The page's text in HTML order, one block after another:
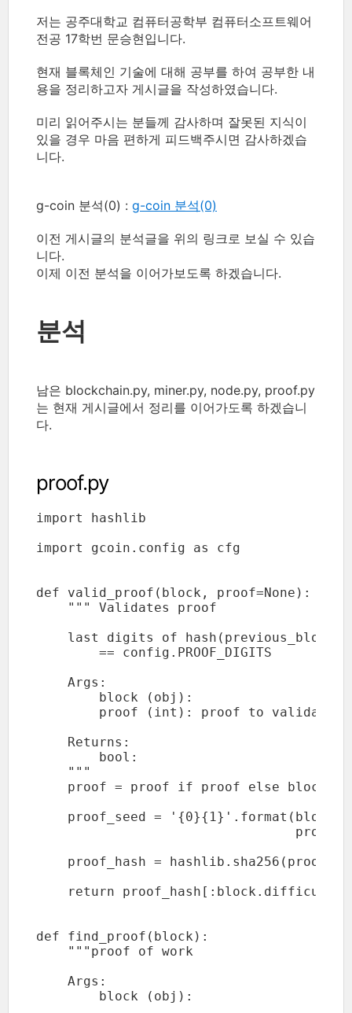
저는 공주대학교 컴퓨터공학부 컴퓨터소프트웨어
전공 17학번 문승현입니다.
현재 블록체인 기술에 대해 공부를 하여 공부한 내
용을 정리하고자 게시글을 작성하였습니다.
미리 읽어주시는 분들께 감사하며 잘못된 지식이
있을 경우 마음 편하게 피드백주시면 감사하겠습
니다.
g-coin 분석(0) : g-coin 분석(0)
이전 게시글의 분석글을 위의 링크로 보실 수 있습
니다.
이제 이전 분석을 이어가보도록 하겠습니다.
분석
남은 blockchain.py, miner.py, node.py, proof.py
는 현재 게시글에서 정리를 이어가도록 하겠습니
다.
proof.py
import hashlib
import gcoin.config as cfg
def valid_proof(block, proof=None):
    """ Validates proof
last digits of
        == config.PROOF_DIGITS
    Args:
        block (obj):
        proof (int): proof to validate
    Returns:
        bool:
    """
proof = proof if proof else
proof_seed =
proof_hash =
return
def find_proof(block):
    """proof of work
    Args:
        block (obj):